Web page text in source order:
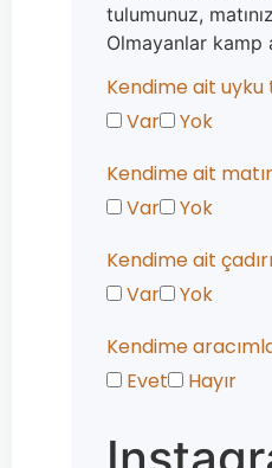
tulumunuz,
Olmayanlar kamp
Kendime ait
Var
Yok
Kendime ait
Var
Yok
Kendime ait
Var
Yok
Kendime
Evet
Hayır